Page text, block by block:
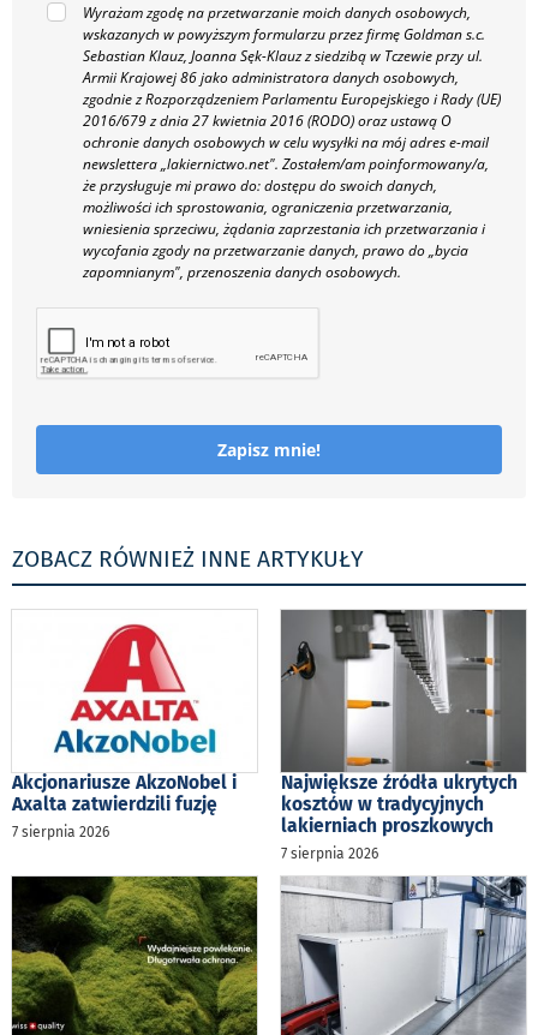
Wyrażam zgodę na przetwarzanie moich danych osobowych,
wskazanych w powyższym formularzu przez firmę Goldman s.c.
Sebastian Klauz, Joanna Sęk-Klauz z siedzibą w Tczewie przy ul.
Armii Krajowej 86 jako administratora danych osobowych,
zgodnie z Rozporządzeniem Parlamentu Europejskiego i Rady (UE)
2016/679 z dnia 27 kwietnia 2016 (RODO) oraz ustawą O
ochronie danych osobowych w celu wysyłki na mój adres e-mail
newslettera „lakiernictwo.net". Zostałem/am poinformowany/a,
że przysługuje mi prawo do: dostępu do swoich danych,
możliwości ich sprostowania, ograniczenia przetwarzania,
wniesienia sprzeciwu, żądania zaprzestania ich przetwarzania i
wycofania zgody na przetwarzanie danych, prawo do „bycia
zapomnianym", przenoszenia danych osobowych.
Zapisz mnie!
ZOBACZ RÓWNIEŻ INNE ARTYKUŁY
Akcjonariusze AkzoNobel i
Axalta zatwierdzili fuzję
7 sierpnia 2026
Największe źródła ukrytych
kosztów w tradycyjnych
lakierniach proszkowych
7 sierpnia 2026